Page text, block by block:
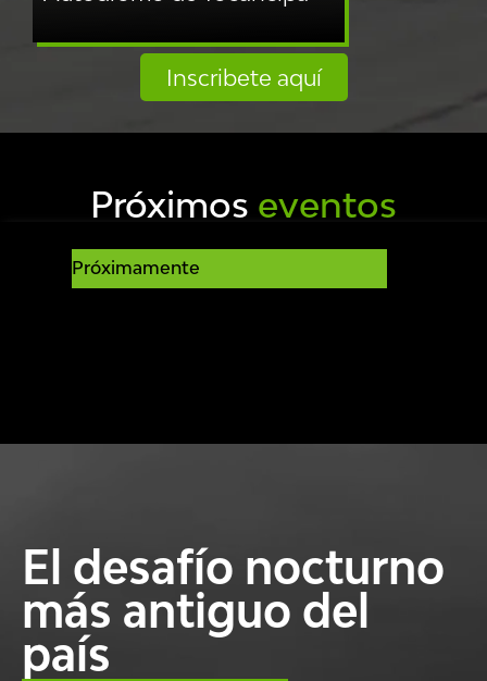
Inscribete aquí
Próximos eventos
Próximamente
El desafío nocturno
más antiguo del
país